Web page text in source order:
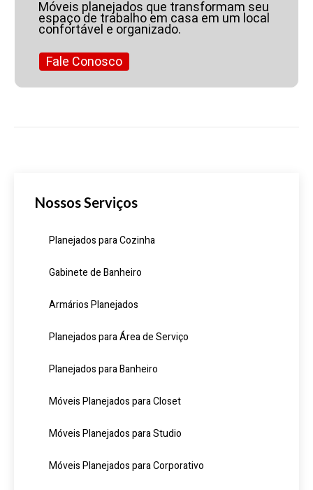
Móveis planejados que transformam seu
espaço de trabalho em casa em um local
confortável e organizado.
Fale Conosco
Nossos Serviços
Planejados para Cozinha
Gabinete de Banheiro
Armários Planejados
Planejados para Área de Serviço
Planejados para Banheiro
Móveis Planejados para Closet
Móveis Planejados para Studio
Móveis Planejados para Corporativo